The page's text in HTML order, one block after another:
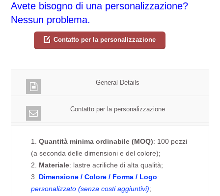
Avete bisogno di una personalizzazione?
Nessun problema.
Contatto per la personalizzazione
General Details
Contatto per la personalizzazione
1.Quantità minima ordinabile (MOQ): 100 pezzi
(a seconda delle dimensioni e del colore);
2. Materiale: lastre acriliche di alta qualità;
3. Dimensione / Colore / Forma / Logo:
personalizzato (senza costi aggiuntivi);